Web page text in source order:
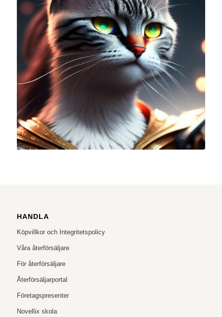
HANDLA
Köpvillkor och Integritetspolicy
Våra återförsäljare
För återförsäljare
Återförsäljarportal
Företagspresenter
Novellix skola